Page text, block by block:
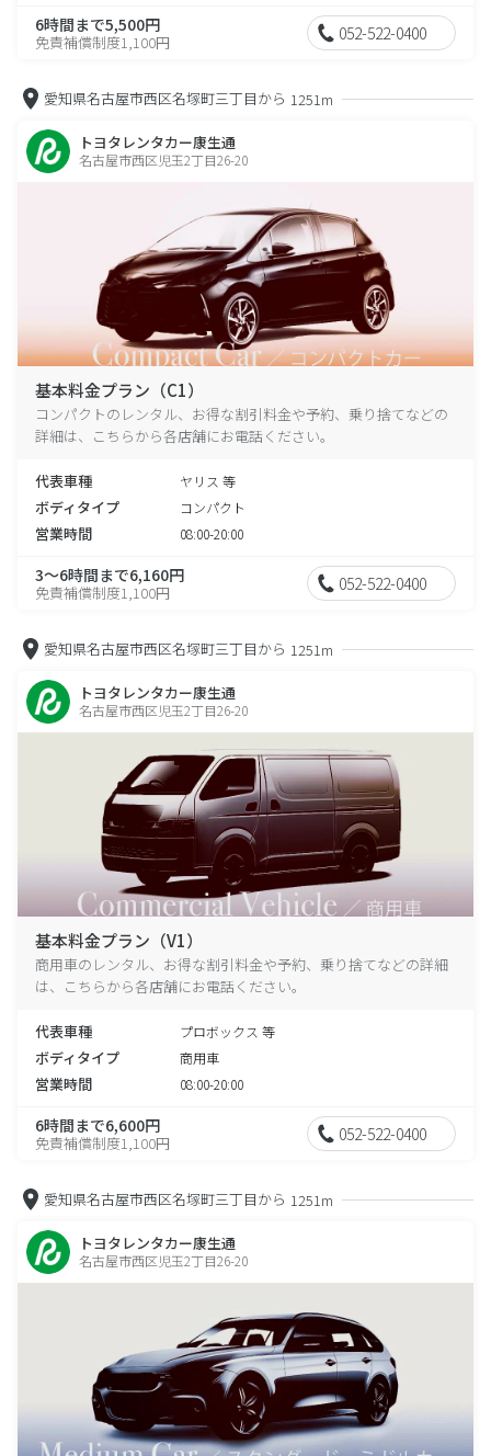
6時間まで5,500円
免責補償制度1,100円 052-522-0400
愛知県名古屋市西区名塚町三丁目から 1251m
トヨタレンタカー康生通
名古屋市西区児玉2丁目26-20
基本料金プラン（C1）
コンパクトのレンタル、お得な割引料金や予約、乗り捨てなどの
詳細は、こちらから各店舗にお電話ください。
代表車種 ヤリス 等
ボディタイプ コンパクト
営業時間 08:00-20:00
3～6時間まで6,160円
免責補償制度1,100円 052-522-0400
愛知県名古屋市西区名塚町三丁目から 1251m
トヨタレンタカー康生通
名古屋市西区児玉2丁目26-20
基本料金プラン（V1）
商用車のレンタル、お得な割引料金や予約、乗り捨てなどの詳細
は、こちらから各店舗にお電話ください。
代表車種 プロボックス 等
ボディタイプ 商用車
営業時間 08:00-20:00
6時間まで6,600円
免責補償制度1,100円 052-522-0400
愛知県名古屋市西区名塚町三丁目から 1251m
トヨタレンタカー康生通
名古屋市西区児玉2丁目26-20